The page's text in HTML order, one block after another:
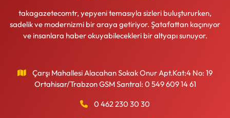
takagazetecomtr, yepyeni temasıyla sizleri buluştururken,
sadelik ve modernizmi bir araya getiriyor. Şatafattan kaçınıyor
ve insanlara haber okuyabilecekleri bir altyapı sunuyor.
Çarşı Mahallesi Alacahan Sokak Onur Apt.Kat:4 No: 19
Ortahisar/Trabzon GSM Santral: 0 549 609 14 61
0 462 230 30 30